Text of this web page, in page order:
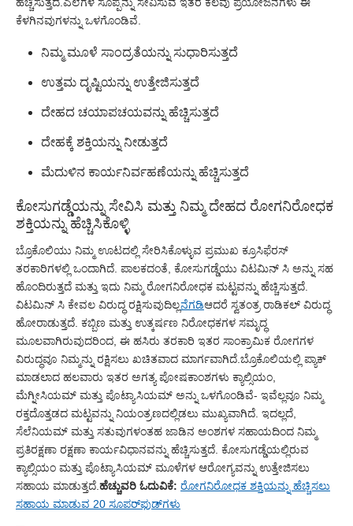
ಕೆಳಗಿನವುಗಳನ್ನು ಒಳಗೊಂಡಿವೆ.
ನಿಮ್ಮ ಮೂಳೆ ಸಾಂದ್ರತೆಯನ್ನು ಸುಧಾರಿಸುತ್ತದೆ
ಉತ್ತಮ ದೃಷ್ಟಿಯನ್ನು ಉತ್ತೇಜಿಸುತ್ತದೆ
ದೇಹದ ಚಯಾಪಚಯವನ್ನು ಹೆಚ್ಚಿಸುತ್ತದೆ
ದೇಹಕ್ಕೆ ಶಕ್ತಿಯನ್ನು ನೀಡುತ್ತದೆ
ಮೆದುಳಿನ ಕಾರ್ಯನಿರ್ವಹಣೆಯನ್ನು ಹೆಚ್ಚಿಸುತ್ತದೆ
ಕೋಸುಗಡ್ಡೆಯನ್ನು ಸೇವಿಸಿ ಮತ್ತು ನಿಮ್ಮ ದೇಹದ ರೋಗನಿರೋಧಕ
ಶಕ್ತಿಯನ್ನು ಹೆಚ್ಚಿಸಿಕೊಳ್ಳಿ
ಬ್ರೊಕೊಲಿಯು ನಿಮ್ಮ ಊಟದಲ್ಲಿ ಸೇರಿಸಿಕೊಳ್ಳುವ ಪ್ರಮುಖ ಕ್ರೂಸಿಫೆರಸ್
ತರಕಾರಿಗಳಲ್ಲಿ ಒಂದಾಗಿದೆ. ಪಾಲಕದಂತೆ, ಕೋಸುಗಡ್ಡೆಯು ವಿಟಮಿನ್ ಸಿ ಅನ್ನು ಸಹ
ಹೊಂದಿರುತ್ತದೆ ಮತ್ತು ಇದು ನಿಮ್ಮ ರೋಗನಿರೋಧಕ ಮಟ್ಟವನ್ನು ಹೆಚ್ಚಿಸುತ್ತದೆ.
ವಿಟಮಿನ್ ಸಿ ಕೇವಲ ವಿರುದ್ಧ ರಕ್ಷಿಸುವುದಿಲ್ಲನೆಗಡಿಆದರೆ ಸ್ವತಂತ್ರ ರಾಡಿಕಲ್ ವಿರುದ್ಧ
ಹೋರಾಡುತ್ತದೆ. ಕಬ್ಬಿಣ ಮತ್ತು ಉತ್ಕರ್ಷಣ ನಿರೋಧಕಗಳ ಸಮೃದ್ಧ
ಮೂಲವಾಗಿರುವುದರಿಂದ, ಈ ಹಸಿರು ತರಕಾರಿ ಇತರ ಸಾಂಕ್ರಾಮಿಕ ರೋಗಗಳ
ವಿರುದ್ಧವೂ ನಿಮ್ಮನ್ನು ರಕ್ಷಿಸಲು ಖಚಿತವಾದ ಮಾರ್ಗವಾಗಿದೆ.ಬ್ರೊಕೊಲಿಯಲ್ಲಿ ಪ್ಯಾಕ್
ಮಾಡಲಾದ ಹಲವಾರು ಇತರ ಅಗತ್ಯ ಪೋಷಕಾಂಶಗಳು ಕ್ಯಾಲ್ಸಿಯಂ,
ಮೆಗ್ನೀಸಿಯಮ್ ಮತ್ತು ಪೊಟ್ಯಾಸಿಯಮ್ ಅನ್ನು ಒಳಗೊಂಡಿವೆ- ಇವೆಲ್ಲವೂ ನಿಮ್ಮ
ರಕ್ತದೊತ್ತಡದ ಮಟ್ಟವನ್ನು ನಿಯಂತ್ರಣದಲ್ಲಿಡಲು ಮುಖ್ಯವಾಗಿದೆ. ಇದಲ್ಲದೆ,
ಸೆಲೆನಿಯಮ್ ಮತ್ತು ಸತುವುಗಳಂತಹ ಜಾಡಿನ ಅಂಶಗಳ ಸಹಾಯದಿಂದ ನಿಮ್ಮ
ಪ್ರತಿರಕ್ಷಣಾ ರಕ್ಷಣಾ ಕಾರ್ಯವಿಧಾನವನ್ನು ಹೆಚ್ಚಿಸುತ್ತದೆ. ಕೋಸುಗಡ್ಡೆಯಲ್ಲಿರುವ
ಕ್ಯಾಲ್ಸಿಯಂ ಮತ್ತು ಪೊಟ್ಯಾಸಿಯಮ್ ಮೂಳೆಗಳ ಆರೋಗ್ಯವನ್ನು ಉತ್ತೇಜಿಸಲು
ಸಹಾಯ ಮಾಡುತ್ತದೆ. ಹೆಚ್ಚುವರಿ ಓದುವಿಕೆ: ರೋಗನಿರೋಧಕ ಶಕ್ತಿಯನ್ನು ಹೆಚ್ಚಿಸಲು
ಸಹಾಯ ಮಾಡುವ 20 ಸೂಪರ್‌ಫುಡ್‌ಗಳು